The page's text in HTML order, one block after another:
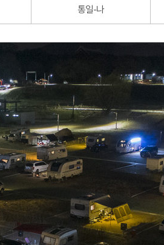
통일-나